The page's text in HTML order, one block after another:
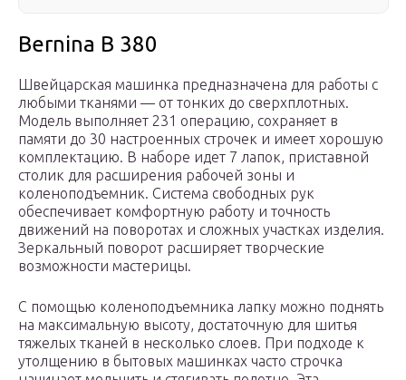
Bernina B 380
Швейцарская машинка предназначена для работы с
любыми тканями — от тонких до сверхплотных.
Модель выполняет 231 операцию, сохраняет в
памяти до 30 настроенных строчек и имеет хорошую
комплектацию. В наборе идет 7 лапок, приставной
столик для расширения рабочей зоны и
коленоподъемник. Система свободных рук
обеспечивает комфортную работу и точность
движений на поворотах и сложных участках изделия.
Зеркальный поворот расширяет творческие
возможности мастерицы.
С помощью коленоподъемника лапку можно поднять
на максимальную высоту, достаточную для шитья
тяжелых тканей в несколько слоев. При подходе к
утолщению в бытовых машинках часто строчка